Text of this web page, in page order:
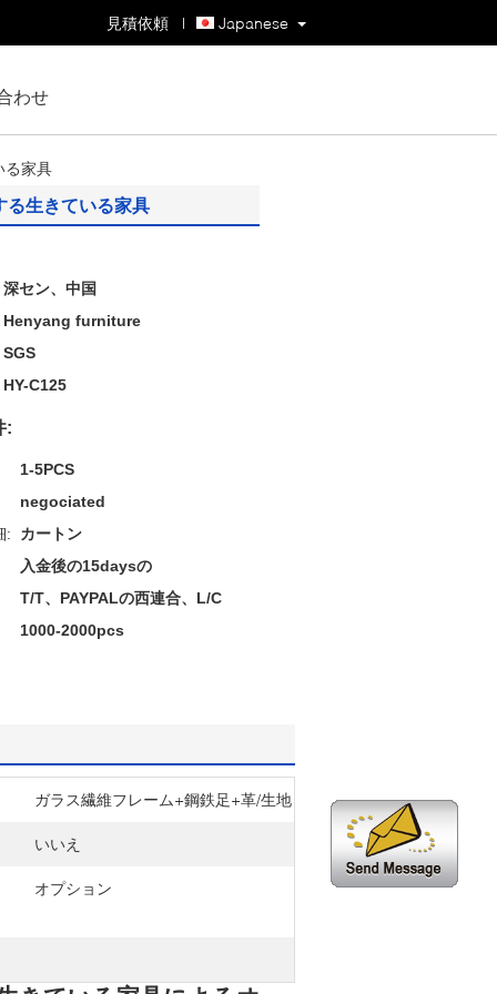
Japanese
見積依頼 |
わせ
る家具
る生きている家具
深セン、中国
Henyang furniture
SGS
HY-C125
:
1-5PCS
negociated
:
カートン
入金後の15daysの
T/T、PAYPALの西連合、L/C
1000-2000pcs
ガラス繊維フレーム+鋼鉄足+革/生地
いいえ
オプション